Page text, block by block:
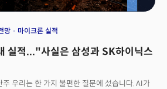
망 마이크론 실적
실적..."사실은 삼성과 SK하이닉스
우리는 한 가지 불편한 질문에 섰습니다. AI가